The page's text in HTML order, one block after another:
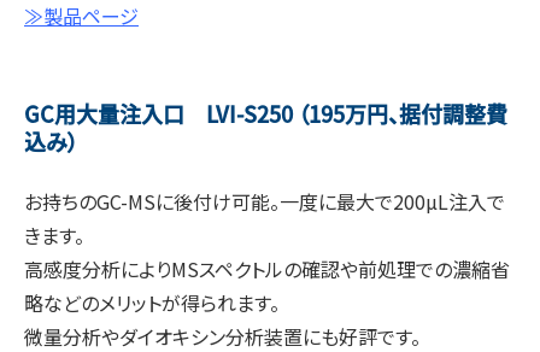
≫製品ページ
GC用大量注入口 LVI-S250 （195万円、据付調整費
込み）
お持ちのGC-MSに後付け可能。一度に最大で200µL注入で
きます。
高感度分析によりMSスペクトルの確認や前処理での濃縮省
略などのメリットが得られます。
微量分析やダイオキシン分析装置にも好評です。